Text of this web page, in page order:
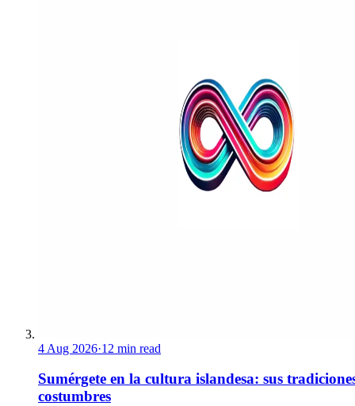
4 Aug 2026·12 min read
Sumérgete en la cultura islandesa: sus
costumbres